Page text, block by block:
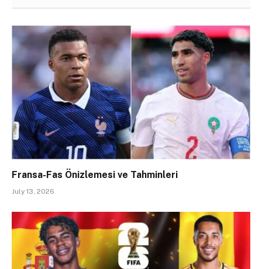
Fransa-Fas Önizlemesi ve Tahminleri
July 13, 2026